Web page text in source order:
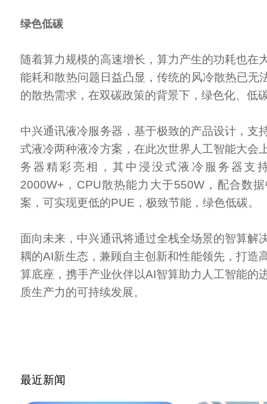
绿色低碳
随着算力规模的高速增长，算力产生的功耗也在
能耗和散热问题日益凸显，传统的风冷散热已无
的散热需求，在双碳政策的背景下，绿色化、低
中兴通讯液冷服务器，基于极致的产品设计，支
式液冷两种液冷方案，在此次世界人工智能大会
务器精彩亮相，其中浸没式液冷服务器支
2000W+，CPU散热能力大于550W，配合数
案，可实现更低的PUE，极致节能，绿色低碳。
面向未来，中兴通讯将通过全栈全场景的智算解
耦的AI新生态，兼顾自主创新和性能领先，打造
算底座，携手产业伙伴以AI智算助力人工智能的
质生产力的可持续发展。
最近新闻